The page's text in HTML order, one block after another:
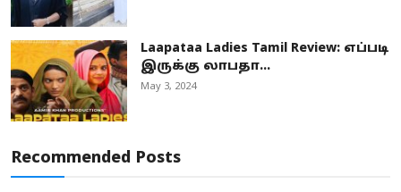
Laapataa Ladies Tamil Review: எப்படி
இருக்கு லாபதா...
May 3, 2024
Recommended Posts